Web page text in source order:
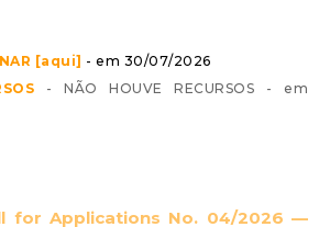
[aqui] - em 30/07/2026
- NÃO HOUVE RECURSOS - em
for Applications No. 04/2026 —